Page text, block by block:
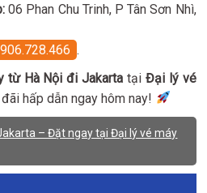
06 Phan Chu Trinh, P Tân Sơn Nhì,
.
từ Hà Nội đi Jakarta tại Đại lý vé
hấp dẫn ngay hôm nay!
– Đặt ngay tại Đại lý vé máy